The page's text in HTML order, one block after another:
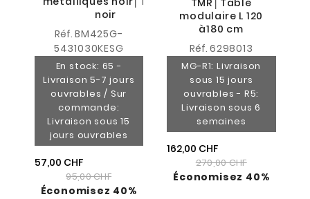
noir
Réf. BM425G-
5431030KESG
En stock: 65 -
Livraison 5-7 jours
ouvrables / Sur
commande:
Livraison sous 15
jours ouvrables
57,00 CHF
95,00 CHF
Économisez 40%
TMR│Table
modulaire L 120
à180 cm
Réf. 6298013
MG-R1: Livraison
sous 15 jours
ouvrables - R5:
Livraison sous 6
semaines
162,00 CHF
270,00 CHF
Économisez 40%